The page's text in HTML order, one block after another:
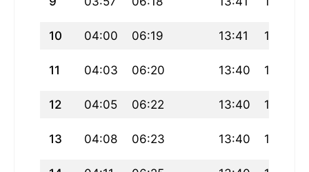
10 04:00 06:19 13:41 17:42
11 04:03 06:20 13:40 17:41
12 04:05 06:22 13:40 17:40
13 04:08 06:23 13:40 17:39